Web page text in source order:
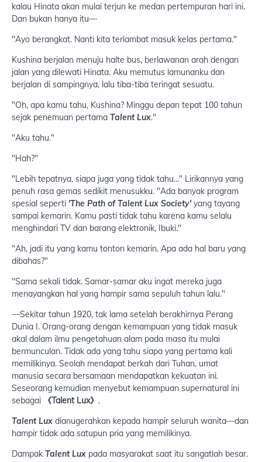
kalau Hinata akan mulai terjun ke medan pertempuran hari ini.
Dan bukan hanya itu—
"Ayo berangkat. Nanti kita terlambat masuk kelas pertama."
Kushina berjalan menuju halte bus, berlawanan arah dengan
jalan yang dilewati Hinata. Aku memutus lamunanku dan
berjalan di sampingnya, lalu tiba-tiba teringat sesuatu.
"Oh, apa kamu tahu, Kushina? Minggu depan tepat 100 tahun
sejak penemuan pertama Talent Lux."
"Aku tahu."
"Hah?"
"Lebih tepatnya, siapa juga yang tidak tahu..." Lirikannya yang
penuh rasa gemas sedikit menusukku. "Ada banyak program
spesial seperti 'The Path of Talent Lux Society'yang tayang
sampai kemarin. Kamu pasti tidak tahu karena kamu selalu
menghindari TV dan barang elektronik, Ibuki."
"Ah, jadi itu yang kamu tonton kemarin. Apa ada hal baru yang
dibahas?"
"Sama sekali tidak. Samar-samar aku ingat mereka juga
menayangkan hal yang hampir sama sepuluh tahun lalu."
—Sekitar tahun 1920, tak lama setelah berakhirnya Perang
Dunia I. Orang-orang dengan kemampuan yang tidak masuk
akal dalam ilmu pengetahuan alam pada masa itu mulai
bermunculan. Tidak ada yang tahu siapa yang pertama kali
memilikinya. Seolah mendapat berkah dari Tuhan, umat
manusia secara bersamaan mendapatkan kekuatan ini.
Seseorang kemudian menyebut kemampuan supernatural ini
sebagai
《Talent Lux》 .
Talent Lux dianugerahkan kepada hampir seluruh wanita—dan
hampir tidak ada satupun pria yang memilikinya.
Dampak Talent Lux pada masyarakat saat itu sangatlah besar.